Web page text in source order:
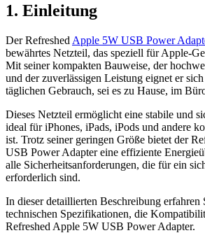
1. Einleitung
Der Refreshed Apple 5W USB Power
bewährtes Netzteil, das speziell für Apple-
Mit seiner kompakten Bauweise, der
und der zuverlässigen Leistung eignet er
täglichen Gebrauch, sei es zu Hause, im
Dieses Netzteil ermöglicht eine stabile und
ideal für iPhones, iPads, iPods und andere
ist. Trotz seiner geringen Größe bietet der
USB Power Adapter eine effiziente
alle Sicherheitsanforderungen, die für ein
erforderlich sind.
In dieser detaillierten Beschreibung erfahren
technischen Spezifikationen, die
Refreshed Apple 5W USB Power Adapter.